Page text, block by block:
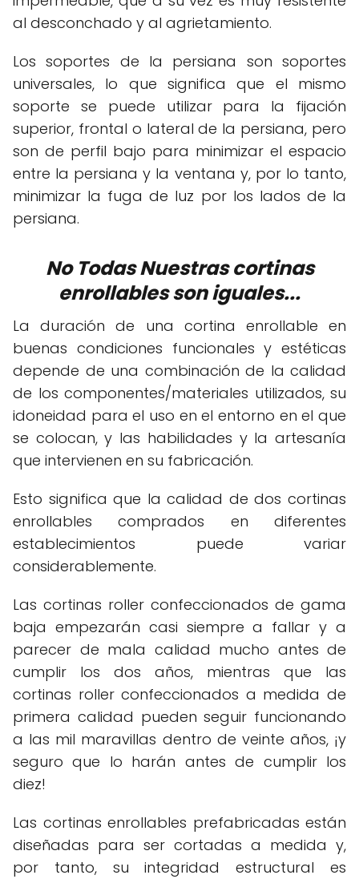
al desconchado y al agrietamiento.
Los soportes de la persiana son soportes
universales, lo que significa que el mismo
soporte se puede utilizar para la fijación
superior, frontal o lateral de la persiana, pero
son de perfil bajo para minimizar el espacio
entre la persiana y la ventana y, por lo tanto,
minimizar la fuga de luz por los lados de la
persiana.
No Todas Nuestras cortinas
enrollables son iguales...
La duración de una cortina enrollable en
buenas condiciones funcionales y estéticas
depende de una combinación de la calidad
de los componentes/materiales utilizados, su
idoneidad para el uso en el entorno en el que
se colocan, y las habilidades y la artesanía
que intervienen en su fabricación.
Esto significa que la calidad de dos cortinas
enrollables comprados en diferentes
establecimientos puede variar
considerablemente.
Las cortinas roller confeccionados de gama
baja empezarán casi siempre a fallar y a
parecer de mala calidad mucho antes de
cumplir los dos años, mientras que las
cortinas roller confeccionados a medida de
primera calidad pueden seguir funcionando
a las mil maravillas dentro de veinte años, ¡y
seguro que lo harán antes de cumplir los
diez!
Las cortinas enrollables prefabricadas están
diseñadas para ser cortadas a medida y,
por tanto, su integridad estructural es